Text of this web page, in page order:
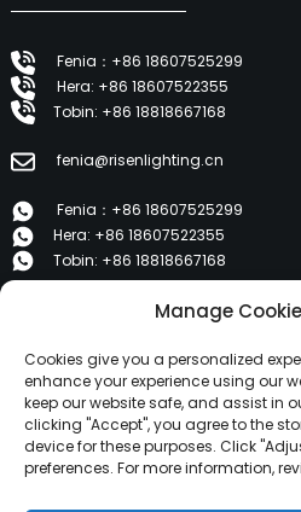
Fenia：+86 18607525299
Hera: +86 18607522355
Tobin: +86 18818667168
fenia@risenlighting.cn
Fenia：+86 18607525299
Hera: +86 18607522355
Tobin: +86 18818667168
E 1202, Duzhe Wenhuayuan,
PRODUTOS
Sobre nós
Produtos
Manage
Cookies give you a personalized
enhance your experience using our
keep our website safe, and assist in
clicking "Accept", you agree to the
device for these purposes. Click
preferences. For more information,